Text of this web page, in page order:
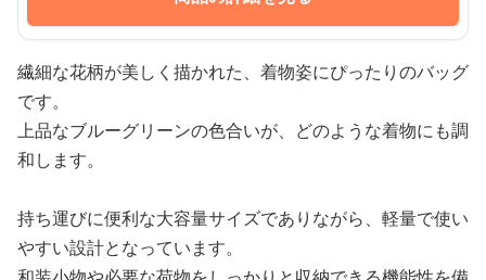
繊細な花柄が美しく描かれた、着物姿にぴったりのバッグ
です。
上品なブルーグリーンの色合いが、どのような着物にも調
和します。
持ち運びに便利な大容量サイズでありながら、軽量で使い
やすい設計となっています。